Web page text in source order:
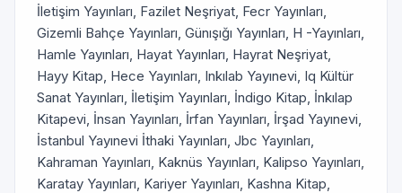
İletişim Yayınları, Fazilet Neşriyat, Fecr Yayınları,
Gizemli Bahçe Yayınları, Günışığı Yayınları, H -Yayınları,
Hamle Yayınları, Hayat Yayınları, Hayrat Neşriyat,
Hayy Kitap, Hece Yayınları, Inkılab Yayınevi, Iq Kültür
Sanat Yayınları, İletişim Yayınları, İndigo Kitap, İnkılap
Kitapevi, İnsan Yayınları, İrfan Yayınları, İrşad Yayınevi,
İstanbul Yayınevi İthaki Yayınları, Jbc Yayınları,
Kahraman Yayınları, Kaknüs Yayınları, Kalipso Yayınları,
Karatay Yayınları, Kariyer Yayınları, Kashna Kitap,